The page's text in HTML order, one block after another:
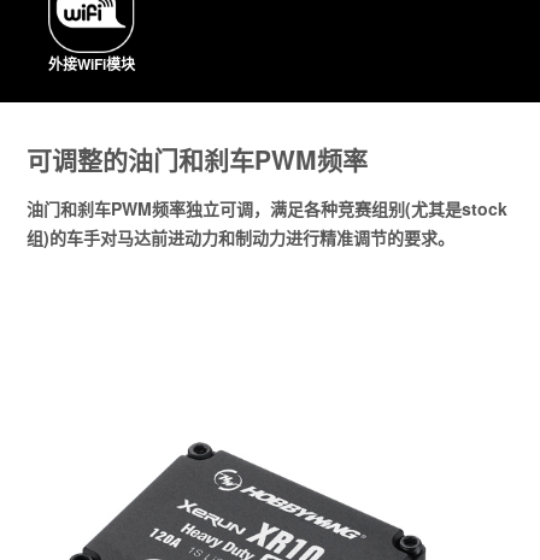
外接WiFi模块
可调整的油门和刹车PWM频率
油门和刹车PWM频率独立可调，满足各种竞赛组别(尤其是stock
组)的车手对马达前进动力和制动力进行精准调节的要求。